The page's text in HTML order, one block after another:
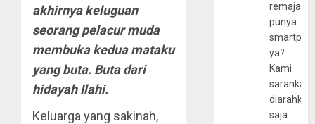
akhirnya keluguan
seorang pelacur muda
membuka kedua mataku
yang buta. Buta dari
hidayah Ilahi.
Keluarga yang sakinah,
remaja
punya
ya?
Kami
sarankan,
diarahkan
saja